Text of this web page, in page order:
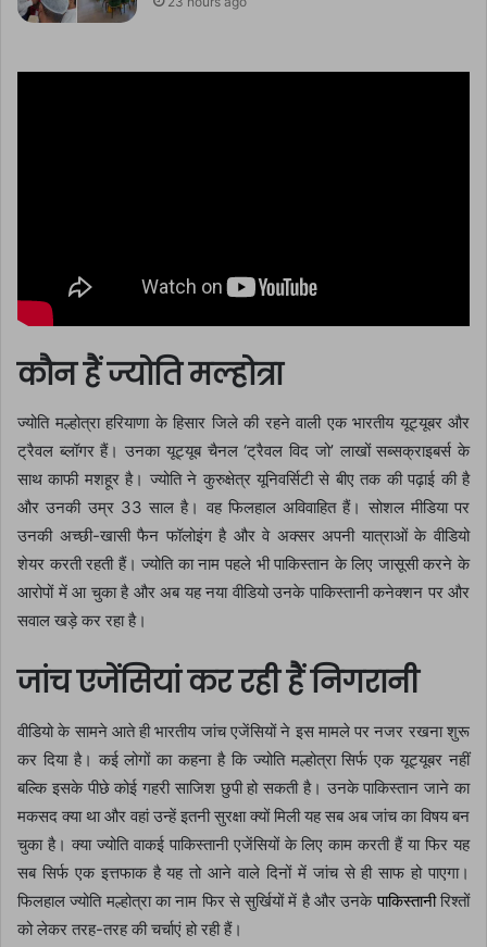
कौन हैं ज्योति मल्होत्रा
ज्योति मल्होत्रा हरियाणा के हिसार जिले की रहने वाली एक भारतीय यूट्यूबर और
ट्रैवल ब्लॉगर हैं। उनका यूट्यूब चैनल ‘ट्रैवल विद जो’ लाखों सब्सक्राइबर्स के
साथ काफी मशहूर है। ज्योति ने कुरुक्षेत्र यूनिवर्सिटी से बीए तक की पढ़ाई की है
और उनकी उम्र 33 साल है। वह फिलहाल अविवाहित हैं। सोशल मीडिया पर
उनकी अच्छी-खासी फैन फॉलोइंग है और वे अक्सर अपनी यात्राओं के वीडियो
शेयर करती रहती हैं। ज्योति का नाम पहले भी पाकिस्तान के लिए जासूसी करने के
आरोपों में आ चुका है और अब यह नया वीडियो उनके पाकिस्तानी कनेक्शन पर और
सवाल खड़े कर रहा है।
जांच एजेंसियां कर रही हैं निगरानी
वीडियो के सामने आते ही भारतीय जांच एजेंसियों ने इस मामले पर नजर रखना शुरू
कर दिया है। कई लोगों का कहना है कि ज्योति मल्होत्रा सिर्फ एक यूट्यूबर नहीं
बल्कि इसके पीछे कोई गहरी साजिश छुपी हो सकती है। उनके पाकिस्तान जाने का
मकसद क्या था और वहां उन्हें इतनी सुरक्षा क्यों मिली यह सब अब जांच का विषय बन
चुका है। क्या ज्योति वाकई पाकिस्तानी एजेंसियों के लिए काम करती हैं या फिर यह
सब सिर्फ एक इत्तफाक है यह तो आने वाले दिनों में जांच से ही साफ हो पाएगा।
फिलहाल ज्योति मल्होत्रा का नाम फिर से सुर्खियों में है और उनकेपाकिस्तानीरिश्तों
को लेकर तरह-तरह की चर्चाएं हो रही हैं।